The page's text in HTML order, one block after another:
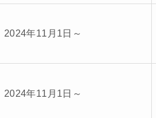
2024年11月1日～
2024年11月1日～